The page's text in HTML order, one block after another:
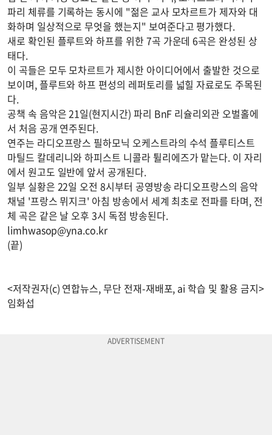
파리 체류를 기록하는 동시에 "젊은 교사 모차르트가 제자와 대
화하며 일상적으로 무엇을 했는지" 보여준다고 평가했다.
새로 확인된 플루트와 하프를 위한 7곡 가운데 6곡은 완성된 상
태다.
이 곡들은 모두 모차르트가 제시한 아이디어에서 출발한 것으로
보이며, 플루트와 하프 편성의 레퍼토리를 넓힐 자료로도 주목된
다.
공책 속 음악은 21일(현지시간) 파리 BnF 리슐리외관 오벌홀에
서 처음 공개 연주된다.
연주는 라디오프랑스 필하모닉 오케스트라의 수석 플루티스트
마틸드 칼데리니와 하피스트 니콜라 튈리에즈가 맡는다. 이 자리
에서 원고도 일반에 앞서 공개된다.
일부 실황은 22일 오전 8시부터 공영방송 라디오프랑스의 음악
채널 '프랑스 뮈지크' 아침 방송에서 세계 최초로 전파를 타며, 전
체 곡은 같은 날 오후 3시 독점 방송된다.
limhwasop@yna.co.kr
(끝)
<저작권자(c) 연합뉴스, 무단 전재-재배포, ai 학습 및 활용 금지>
임화섭